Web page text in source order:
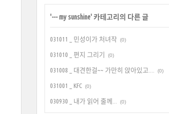
'--- my sunshine' 카테고리의 다른 글
031011 _ 민성이가 처녀작 (0)
031010 _ 편지 그리기 (0)
031008 _ 대견한걸~~ 가만히 앉아있고.... (0)
031001 _ KFC (0)
030930 _ 내가 읽어 줄께... (0)